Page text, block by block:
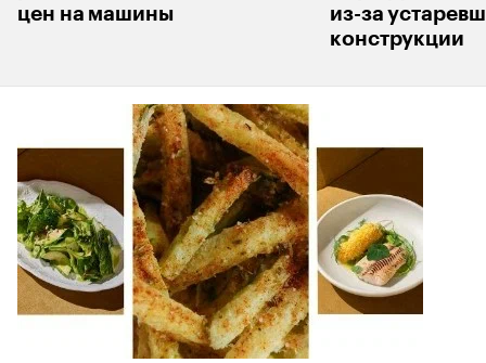
цен на машины
из-за
конструкции